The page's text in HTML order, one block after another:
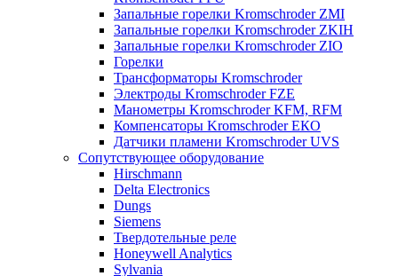
Запальные горелки Kromschroder ZМI
Запальные горелки Kromschroder ZKIH
Запальные горелки Kromschroder ZIO
Горелки
Трансформаторы Kromschroder
Электроды Kromschroder FZE
Манометры Kromschroder KFM, RFM
Компенсаторы Kromschroder ЕКО
Датчики пламени Kromschroder UVS
Сопутствующее оборудование
Hirschmann
Delta Electronics
Dungs
Siemens
Твердотельные реле
Honeywell Analytics
Sylvania